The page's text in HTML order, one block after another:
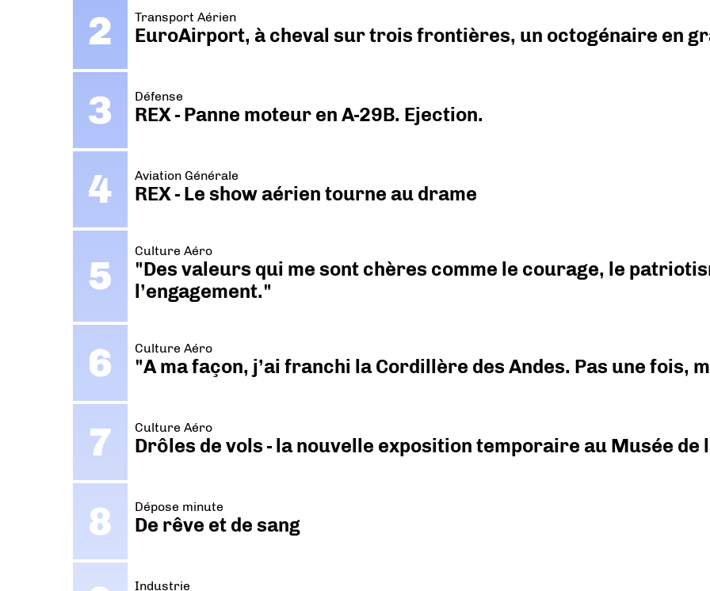
Transport Aérien
EuroAirport, à cheval sur trois frontières, un octogénaire en
Défense
REX - Panne moteur en A-29B. Ejection.
Aviation Générale
REX - Le show aérien tourne au drame
Culture Aéro
"Des valeurs qui me sont chères comme le courage, le
l’engagement."
Culture Aéro
"A ma façon, j’ai franchi la Cordillère des Andes. Pas une fois,
Culture Aéro
Drôles de vols - la nouvelle exposition temporaire au Musée de
Dépose minute
De rêve et de sang
Industrie